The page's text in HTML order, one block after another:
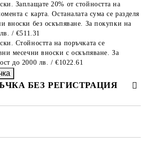
Заплащате 20% от стойността на
с карта. Останалата сума се разделя
вноски без оскъпяване. За покупки на
/ €511.31
Стойността на поръчката се
месечни вноски с оскъпяване. За
до 2000 лв. / €1022.61
БЕЗ РЕГИСТРАЦИЯ